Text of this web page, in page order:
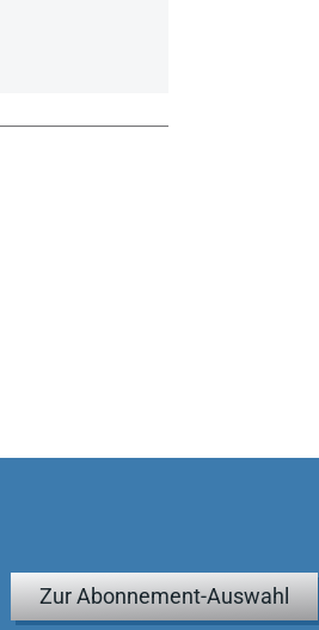
Zur Abonnement-Auswahl